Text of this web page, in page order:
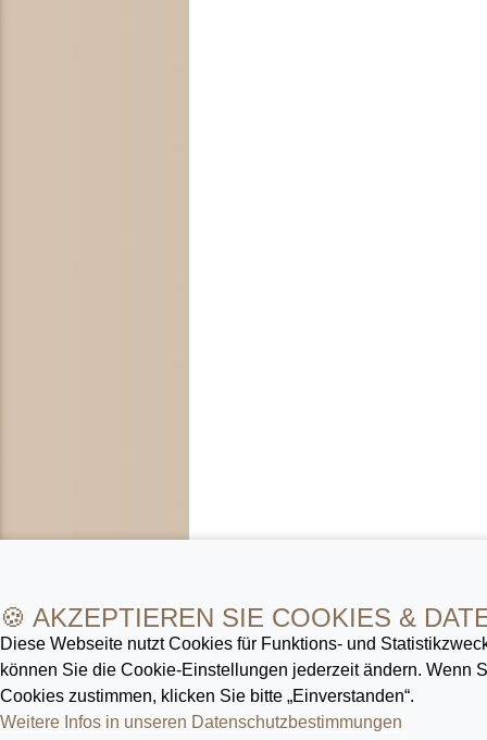
🍪 AKZEPTIEREN SIE COOKIES &
Diese Webseite nutzt Cookies für Funktions- und
können Sie die Cookie-Ein­stellungen jederzeit ändern. Wenn
Cookies zustimmen, klicken Sie bitte „Einverstanden“.
Weitere Infos in unseren Datenschutz­bestimmungen